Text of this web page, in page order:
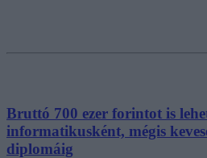
Bruttó 700 ezer forintot is
informatikusként, mégis
diplomáig